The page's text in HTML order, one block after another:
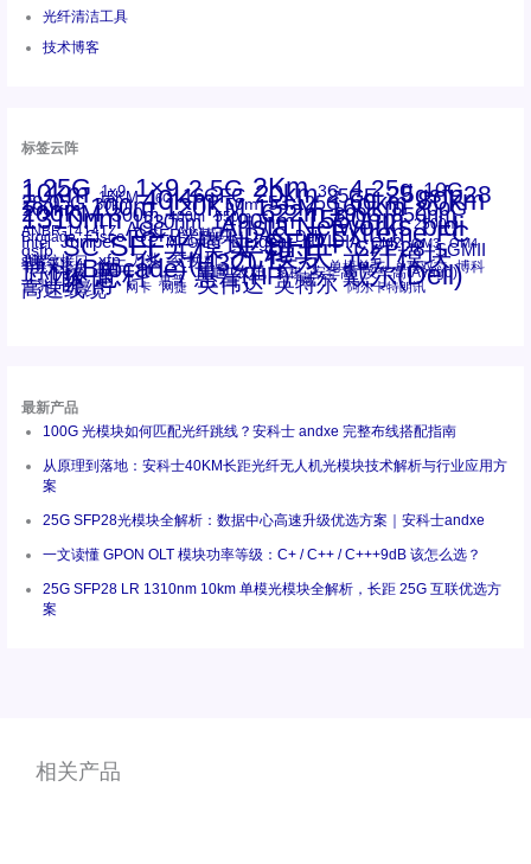
光纤清洁工具
技术博客
标签云阵
1.25G 1x9 1×9 2.5G 2Km 3G 4.25g 10G
10km 15KM 16G 16GFC 20km 25GE 25gsfp28
28.05G 30km 40Km 50m 53.125G 60km 80km
100km 100m 120KM 155M 160km 200G
200KM 300m 400m 550m 622m 800G 850nm
1310nm 1330nm 1490nm 1550nm 2500m
ANBR-1414TZ AOC Arista Arista Networks bidi
Brocade Cisco CSFP光模块 DAC Dell Extreme FC
Intel Juniper LC MPO-LC Netgear NVIDIA OM2 OM3 OM4
qsfp SC SFF光模块 SFP+ SFP28 SGMII
st螺纹接口 xfp 万兆 交换机 光模块 光纤模块
千兆光模块 华三 华三(H3C) 华为 单模单芯 单模双芯 博科
博科(Brocade) 博通 友讯 多模 安华高 安华高(Avago)
工业级 思科 惠普 惠普(HP) 戴尔 戴尔(Dell)
百兆 瞻博 网卡 网捷 英伟达 英特尔 阿尔卡特朗讯
高速线缆
最新产品
100G 光模块如何匹配光纤跳线？安科士 andxe 完整布线搭配指南
从原理到落地：安科士40KM长距光纤无人机光模块技术解析与行业应用方
案
25G SFP28光模块全解析：数据中心高速升级优选方案｜安科士andxe
一文读懂 GPON OLT 模块功率等级：C+ / C++ / C+++9dB 该怎么选？
25G SFP28 LR 1310nm 10km 单模光模块全解析，长距 25G 互联优选方
案
相关产品